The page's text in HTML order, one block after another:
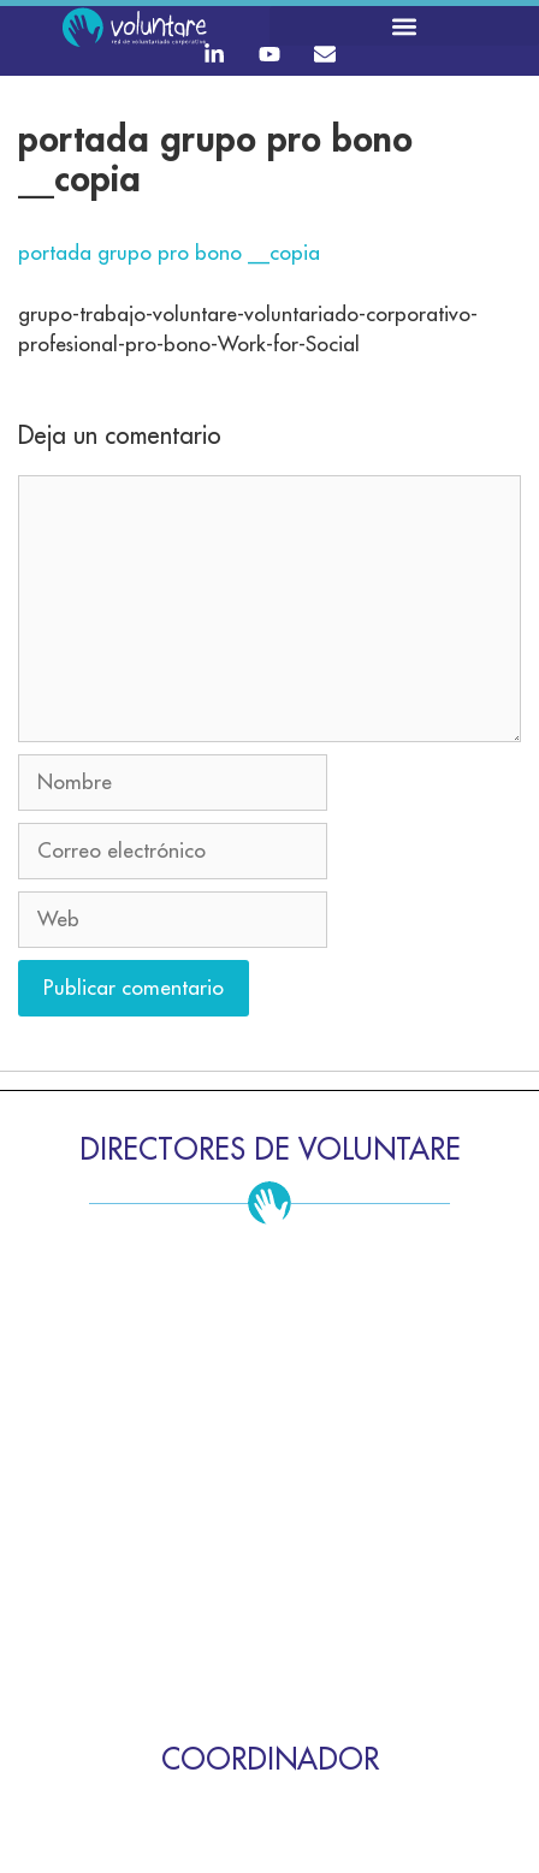
portada grupo pro bono
__copia
portada grupo pro bono __copia
grupo-trabajo-voluntare-voluntariado-corporativo-
profesional-pro-bono-Work-for-Social
Deja un comentario
DIRECTORES DE VOLUNTARE
COORDINADOR